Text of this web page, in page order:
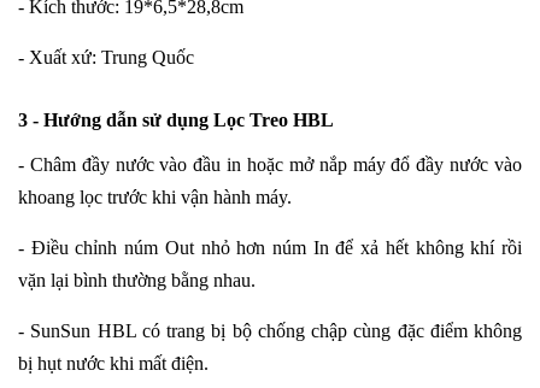
- Kích thước: 19*6,5*28,8cm
- Xuất xứ: Trung Quốc
3 - Hướng dẫn sử dụng Lọc Treo HBL
- Châm đầy nước vào đầu in hoặc mở nắp máy đổ đầy nước vào
khoang lọc trước khi vận hành máy.
- Điều chỉnh núm Out nhỏ hơn núm In để xả hết không khí rồi
vặn lại bình thường bằng nhau.
- SunSun HBL có trang bị bộ chống chập cùng đặc điểm không
bị hụt nước khi mất điện.